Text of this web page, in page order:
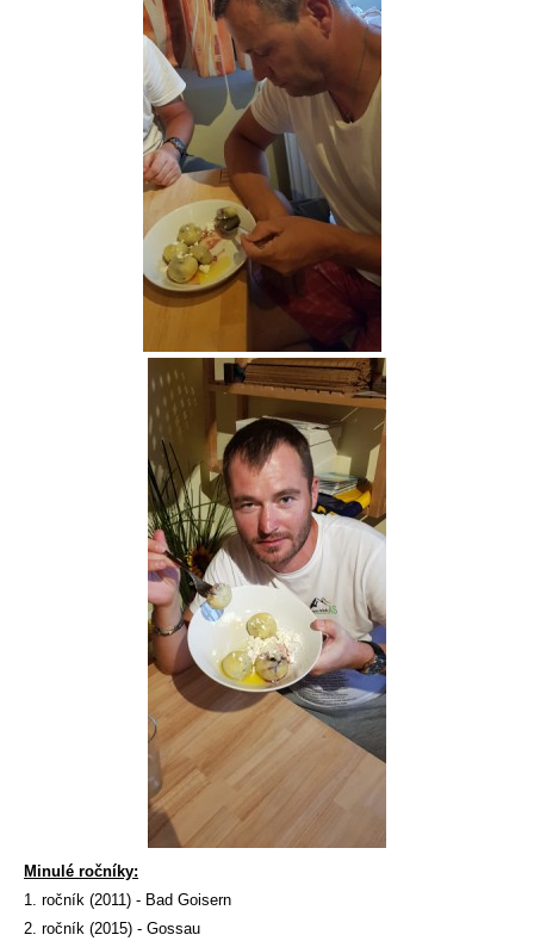
Minulé ročníky:
1. ročník (2011) - Bad Goisern
2. ročník (2015) - Gossau